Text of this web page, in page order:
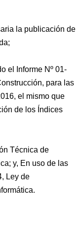
la publicación de
el Informe Nº 01-
para las
el mismo que
de los Índices
Técnica de
y, En uso de las
Ley de